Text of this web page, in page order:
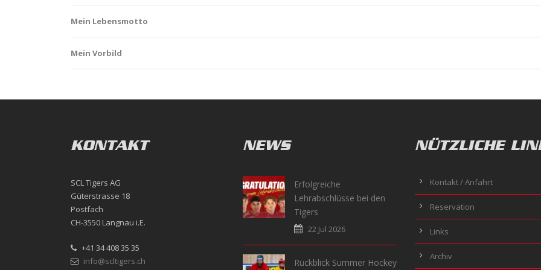
Mein Lebensmotto
Mein Vorbild
KONTAKT
SCL Tigers AG
Güterstrasse 18
Postfach
CH-3550 Langnau i.E.
+41 34 408 35 35
info@scltigers.ch
NEWS
Erfolgreiche
Lehrabschlüsse bei den
Tigers
22 Jul 2026
Rückblick Summer Hockey
NÜTZLICHE
Kontakt / Anfahrt
Reservation
Links
Archiv